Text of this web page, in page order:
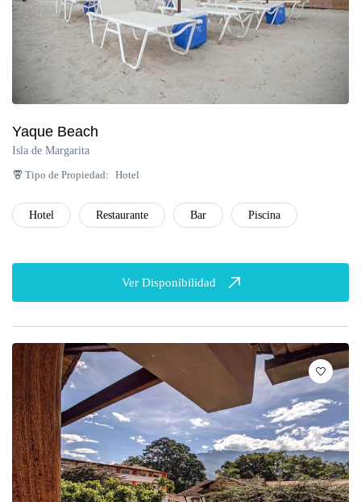
Yaque Beach
Isla de Margarita
Tipo de Propiedad: Hotel
Hotel Restaurante Bar Piscina
Ver Disponibilidad